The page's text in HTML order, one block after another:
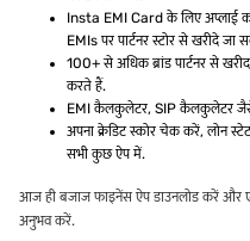
Insta EMI Card के लिए अप्लाई करें
EMIs पर पार्टनर स्टोर से खरीदे
100+ से अधिक ब्रांड पार्टनर से
करते हैं.
EMI कैलकुलेटर, SIP कैलकुलेटर
अपना क्रेडिट स्कोर चेक करें, लोन
सभी कुछ ऐप में.
आज ही बजाज फाइनेंस ऐप डाउनलोड करें और
अनुभव करें.